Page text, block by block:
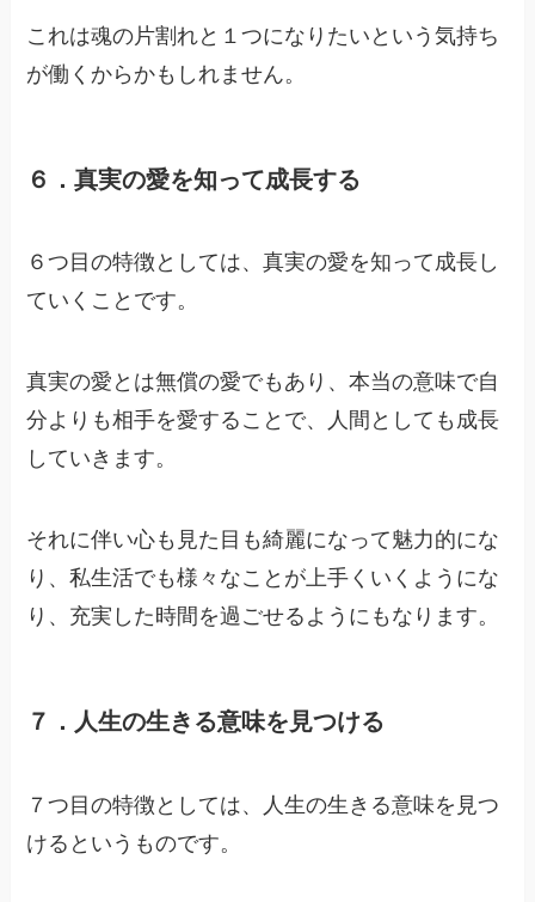
これは魂の片割れと１つになりたいという気持ち
が働くからかもしれません。
６．真実の愛を知って成長する
６つ目の特徴としては、真実の愛を知って成長し
ていくことです。
真実の愛とは無償の愛でもあり、本当の意味で自
分よりも相手を愛することで、人間としても成長
していきます。
それに伴い心も見た目も綺麗になって魅力的にな
り、私生活でも様々なことが上手くいくようにな
り、充実した時間を過ごせるようにもなります。
７．人生の生きる意味を見つける
７つ目の特徴としては、人生の生きる意味を見つ
けるというものです。